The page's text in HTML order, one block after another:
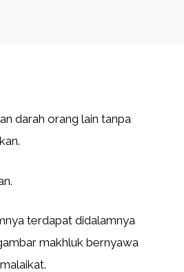
darah orang lain tanpa
terdapat didalamnya
makhluk bernyawa